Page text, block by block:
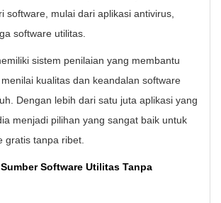
software, mulai dari aplikasi antivirus,
software utilitas.
sistem penilaian yang membantu
kualitas dan keandalan software
Dengan lebih dari satu juta aplikasi yang
menjadi pilihan yang sangat baik untuk
gratis tanpa ribet.
Software Utilitas Tanpa